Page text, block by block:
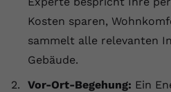
Kosten sparen,
sammelt alle relevanten
Gebäude.
Vor-Ort-Begehung: Ein
Laufzeit Session
Zweck
Daten darüber